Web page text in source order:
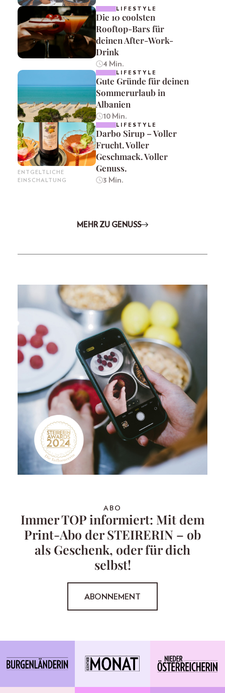
LIFESTYLE
Die 10 coolsten
Rooftop-Bars für
deinen After-Work-
Drink
4 Min.
LIFESTYLE
Gute Gründe für deinen
Sommerurlaub in
Albanien
10 Min.
ENTGELTLICHE
EINSCHALTUNG
LIFESTYLE
Darbo Sirup – Voller
Frucht. Voller
Geschmack. Voller
Genuss.
3 Min.
MEHR ZU GENUSS
ABO
Immer TOP informiert: Mit dem
Print-Abo der STEIRERIN – ob
als Geschenk, oder für dich
selbst!
ABONNEMENT